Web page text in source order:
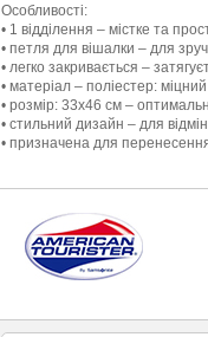
Особливості:
• 1 відділення – містке та
• петля для вішалки – для
• легко закривається –
• матеріал – поліестер:
• розмір: 33х46 см –
• стильний дизайн – для
• призначена для